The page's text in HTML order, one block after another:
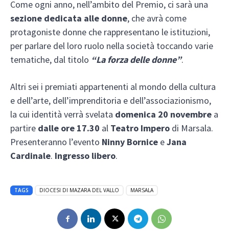
Come ogni anno, nell’ambito del Premio, ci sarà una
sezione dedicata alle donne, che avrà come
protagoniste donne che rappresentano le istituzioni,
per parlare del loro ruolo nella società toccando varie
tematiche, dal titolo “La forza delle donne”.
Altri sei i premiati appartenenti al mondo della cultura
e dell’arte, dell’imprenditoria e dell’associazionismo,
la cui identità verrà svelata domenica 20 novembre a
partire dalle ore 17.30 al Teatro Impero di Marsala.
Presenteranno l’evento Ninny Bornice eJana
Cardinale. Ingresso libero.
TAGS DIOCESI DI MAZARA DEL VALLO MARSALA